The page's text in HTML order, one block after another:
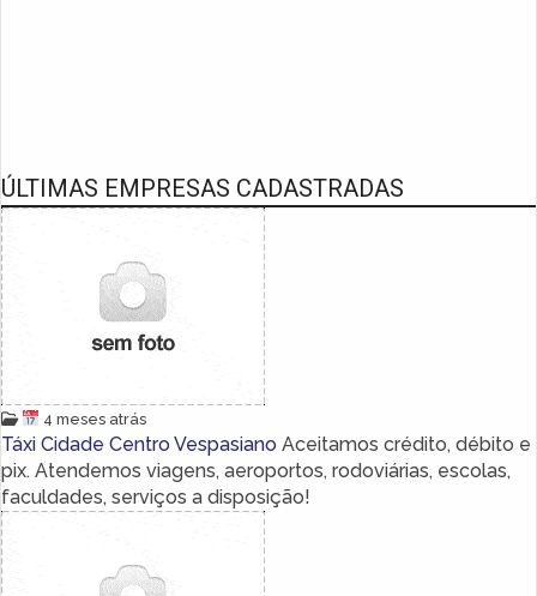
ÚLTIMAS EMPRESAS CADASTRADAS
4 meses atrás
Táxi Cidade Centro Vespasiano Aceitamos crédito, débito e
pix. Atendemos viagens, aeroportos, rodoviárias, escolas,
faculdades, serviços a disposição!